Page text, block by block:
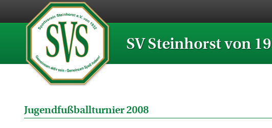
SV Steinhorst von
Jugendfußballturnier 2008